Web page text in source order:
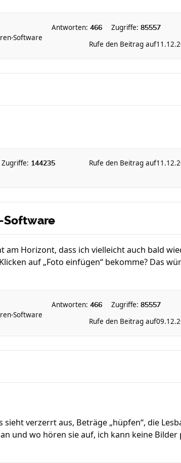
Software
Antworten: 466 Zugriffe: 85557
Rufe den Beitrag auf
Zugriffe: 144235 Rufe den Beitrag auf
Software
Horizont, dass ich vielleicht auch bald
auf „Foto einfügen“ bekomme? Das
Software
Antworten: 466 Zugriffe: 85557
Rufe den Beitrag auf
verzerrt aus, Beträge „hüpfen“, die
und wo hören sie auf, ich kann keine Bilder